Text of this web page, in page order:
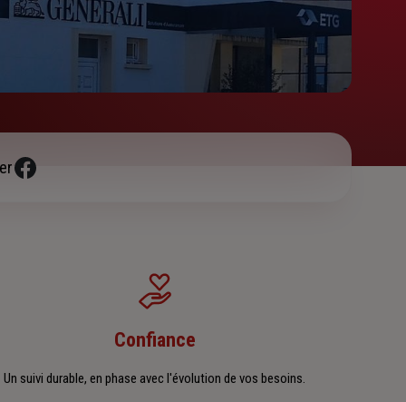
Confiance
Un suivi durable, en phase avec l'évolution de vos besoins.